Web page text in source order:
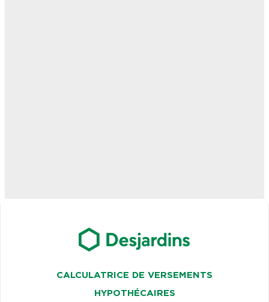
CALCULATRICE DE VERSEMENTS
HYPOTHÉCAIRES